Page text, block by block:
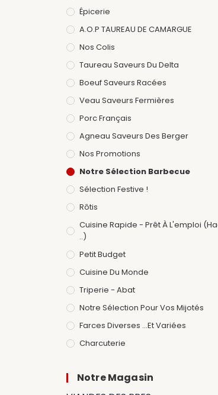
Épicerie
A.O.P TAUREAU DE CAMARGUE
Nos Colis
Taureau Saveurs Du Delta
Boeuf Saveurs Racées
Veau Saveurs Fermières
Porc Français
Agneau Saveurs Des Berger
Nos Promotions
Notre Sélection Barbecue
Sélection Festive !
Rôtis
Cuisine Rapide - Prêt À L'emploi
..)
Petit Budget
Cuisine Du Monde
Triperie - Abat
Notre Sélection Pour Vos Mijotés
Farces Diverses ...et Variées
Charcuterie
Notre Magasin